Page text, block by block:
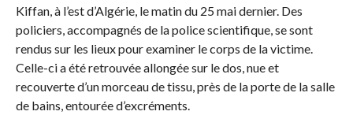
Kiffan, à l’est d’Algérie, le matin du 25 mai dernier. Des
policiers, accompagnés de la police scientifique, se sont
rendus sur les lieux pour examiner le corps de la victime.
Celle-ci a été retrouvée allongée sur le dos, nue et
recouverte d’un morceau de tissu, près de la porte de la salle
de bains, entourée d’excréments.